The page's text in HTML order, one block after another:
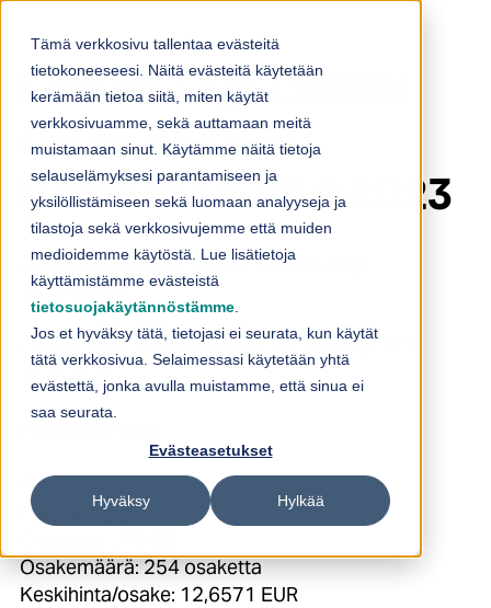
Tämä verkkosivu tallentaa evästeitä
tietokoneeseesi. Näitä evästeitä käytetään
kerämään tietoa siitä, miten käytät
verkkosivuamme, sekä auttamaan meitä
muistamaan sinut. Käytämme näitä tietoja
selauselämyksesi parantamiseen ja
yksilöllistämiseen sekä luomaan analyyseja ja
tilastoja sekä verkkosivujemme että muiden
medioidemme käytöstä. Lue lisätietoja
käyttämistämme evästeistä
tietosuojakäytännöstämme
Jos et hyväksy tätä, tietojasi ei seurata, kun käytät
tätä verkkosivua. Selaimessasi käytetään yhtä
evästettä, jonka avulla muistamme, että sinua ei
saa seurata.
Evästeasetukset
Hyväksy Hylkää
Loihde Oyj: OMIEN
OSAKKEIDEN
HANKINTA 21.9.2023
22.9.2023 08:30:01 EEST | Loihde Oyj |
Yhtiötiedote
Loihde Oyj: OMIEN OSAKKEIDEN HANKINTA
21.9.2023
Päivämäärä: 21.9.2023
Pörssikauppa: OSTO
Osakemäärä: 254 osaketta
Keskihinta/osake: 12,6571 EUR